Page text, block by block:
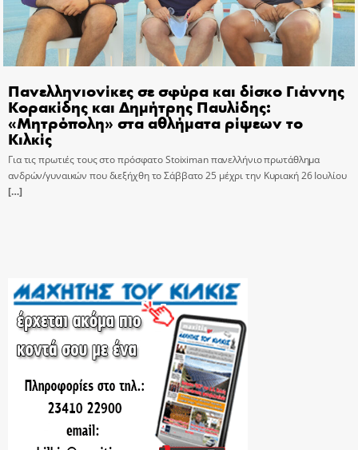
Πανελληνιονίκες σε σφύρα και δίσκο Γιάννης
Κορακίδης και Δημήτρης Παυλίδης:
«Μητρόπολη» στα αθλήματα ρίψεων το
Κιλκίς
Για τις πρωτιές τους στο πρόσφατο Stoiximan πανελλήνιο πρωτάθλημα
ανδρών/γυναικών που διεξήχθη το Σάββατο 25 μέχρι την Κυριακή 26 Ιουλίου
[…]